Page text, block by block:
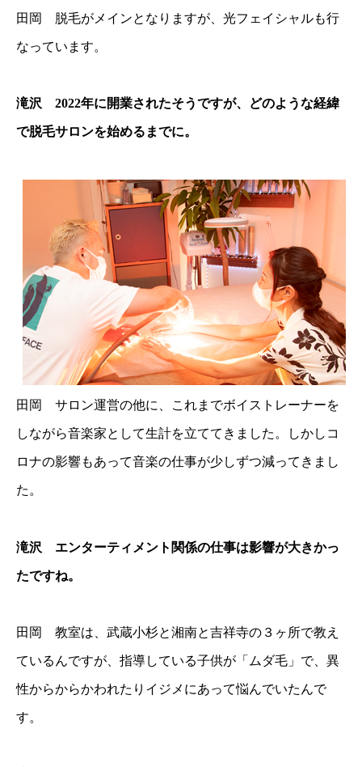
田岡 脱毛がメインとなりますが、光フェイシャルも行
なっています。
滝沢 2022年に開業されたそうですが、どのような経緯
で脱毛サロンを始めるまでに。
田岡 サロン運営の他に、これまでボイストレーナーを
しながら音楽家として生計を立ててきました。しかしコ
ロナの影響もあって音楽の仕事が少しずつ減ってきまし
た。
滝沢 エンターティメント関係の仕事は影響が大きかっ
たですね。
田岡 教室は、武蔵小杉と湘南と吉祥寺の３ヶ所で教え
ているんですが、指導している子供が「ムダ毛」で、異
性からからかわれたりイジメにあって悩んでいたんで
す。